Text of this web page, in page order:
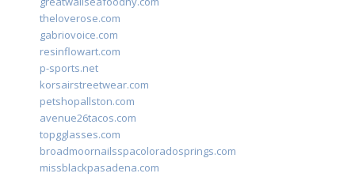
theloverose.com
gabriovoice.com
resinflowart.com
p-sports.net
korsairstreetwear.com
petshopallston.com
avenue26tacos.com
topgglasses.com
broadmoornailsspacoloradosprings.com
missblackpasadena.com